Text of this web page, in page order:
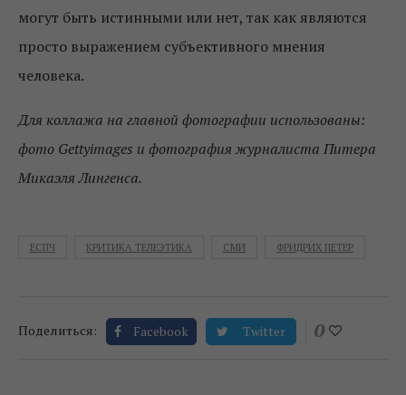
могут быть истинными или нет, так как являются
просто выражением субъективного мнения
человека.
Для коллажа на главной фотографии использованы:
фото Gettyimages и фотография журналиста Питера
Микаэля Лингенса.
ЕСПЧ КРИТИКА ТЕЛЕЭТИКА СМИ ФРИДРИХ ПЕТЕР
Поделиться: Facebook Twitter 0